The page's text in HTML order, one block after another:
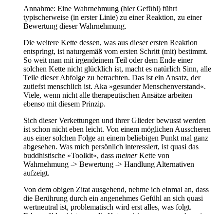
Annahme: Eine Wahrnehmung (hier Gefühl) führt
typischerweise (in erster Linie) zu einer Reaktion, zu einer
Bewertung dieser Wahrnehmung.
Die weitere Kette dessen, was aus dieser ersten Reaktion
entspringt, ist naturgemäß vom ersten Schritt (mit) bestimmt.
So weit man mit irgendeinem Teil oder dem Ende einer
solchen Kette nicht glücklich ist, macht es natürlich Sinn, alle
Teile dieser Abfolge zu betrachten. Das ist ein Ansatz, der
zutiefst menschlich ist. Aka »gesunder Menschenverstand«.
Viele, wenn nicht alle therapeutischen Ansätze arbeiten
ebenso mit diesem Prinzip.
Sich dieser Verkettungen und ihrer Glieder bewusst werden
ist schon nicht eben leicht. Von einem möglichen Ausscheren
aus einer solchen Folge an einem beliebigen Punkt mal ganz
abgesehen. Was mich persönlich interessiert, ist quasi das
buddhistische »Toolkit«, dass meinerKette von
Wahrnehmung -> Bewertung -> Handlung Alternativen
aufzeigt.
Von dem obigen Zitat ausgehend, nehme ich einmal an, dass
die Berührung durch ein angenehmes Gefühl an sich quasi
wertneutral ist, problematisch wird erst alles, was folgt.